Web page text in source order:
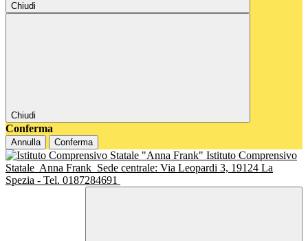
Chiudi
Chiudi
Conferma
Annulla Conferma
Istituto Comprensivo
Statale Anna Frank Sede centrale: Via Leopardi 3, 19124 La
Spezia - Tel. 0187284691